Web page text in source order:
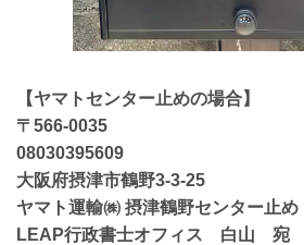
【ヤマトセンター止めの場合】
〒566-0035
08030395609
大阪府摂津市鶴野3-3-25
ヤマト運輸㈱ 摂津鶴野センター止め
LEAP行政書士オフィス 白山 宛